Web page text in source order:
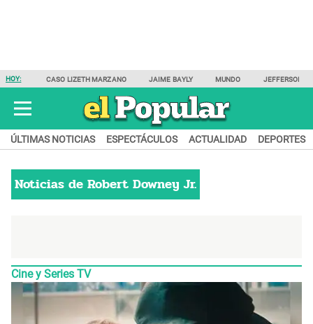
HOY: CASO LIZETH MARZANO JAIME BAYLY MUNDO JEFFERSON
ÚLTIMAS NOTICIAS ESPECTÁCULOS ACTUALIDAD DEPORTES
Noticias de Robert Downey Jr.
Cine y Series TV